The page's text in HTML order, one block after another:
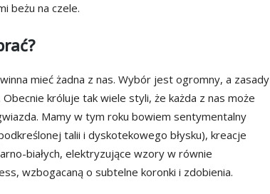
beżu na czele.
mieć żadna z nas. Wybór jest ogromny, a zasady
króluje tak wiele styli, że każda z nas może
Mamy w tym roku bowiem sentymentalny
talii i dyskotekowego błysku), kreacje
białych, elektryzujące wzory w równie
wzbogacaną o subtelne koronki i zdobienia.